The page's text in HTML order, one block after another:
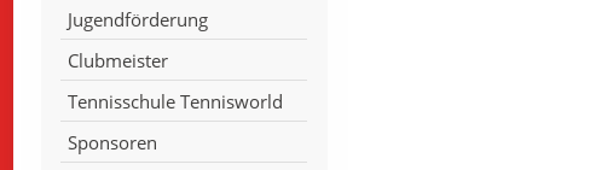
Jugendförderung
Clubmeister
Tennisschule Tennisworld
Sponsoren